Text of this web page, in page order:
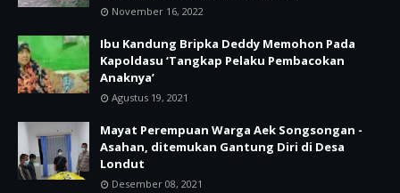
November 16, 2022
Ibu Kandung Bripka Deddy Memohon Pada
Kapoldasu ‘Tangkap Pelaku Pembacokan
Anaknya’
Agustus 19, 2021
Mayat Perempuan Warga Aek Songsongan -
Asahan, ditemukan Gantung Diri di Desa
Londut
Desember 08, 2021